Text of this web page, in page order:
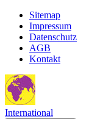
Sitemap
Impressum
Datenschutz
AGB
Kontakt
International